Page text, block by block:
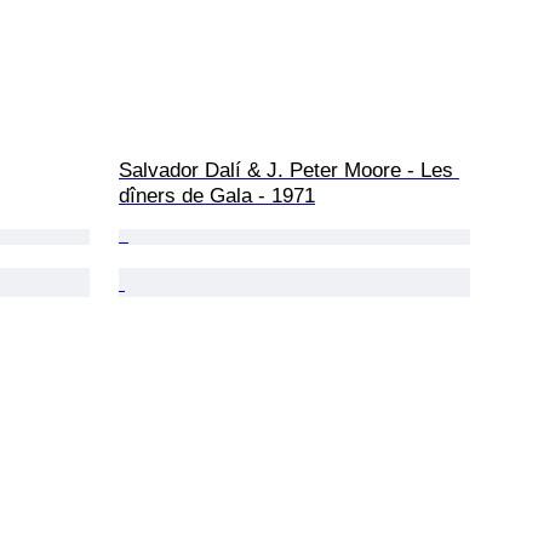
Salvador Dalí & J. Peter Moore - Les
dîners de Gala - 1971